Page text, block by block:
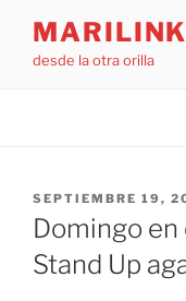
contenido
MARILINK
desde la otra orilla
PUBLICADO
EL
SEPTIEMBRE 19,
Domingo
Stand Up